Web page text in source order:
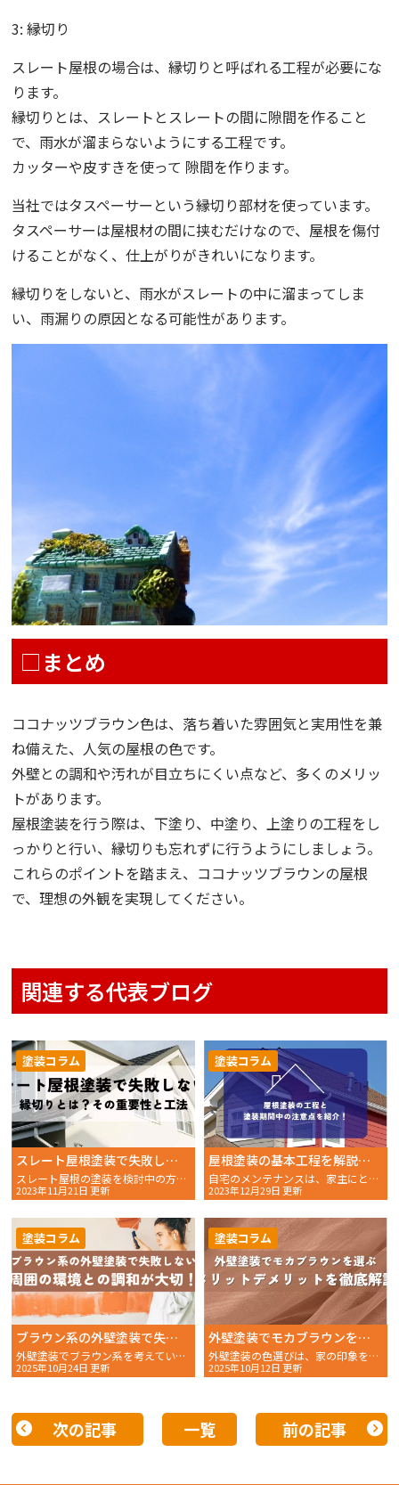
3: 縁切り
スレート屋根の場合は、縁切りと呼ばれる工程が必要にな
ります。
縁切りとは、スレートとスレートの間に隙間を作ること
で、雨水が溜まらないようにする工程です。
カッターや皮すきを使って 隙間を作ります。
当社ではタスペーサーという縁切り部材を使っています。
タスペーサーは屋根材の間に挟むだけなので、屋根を傷付
けることがなく、仕上がりがきれいになります。
縁切りをしないと、雨水がスレートの中に溜まってしま
い、雨漏りの原因となる可能性があります。
□まとめ
ココナッツブラウン色は、落ち着いた雰囲気と実用性を兼
ね備えた、人気の屋根の色です。
外壁との調和や汚れが目立ちにくい点など、多くのメリッ
トがあります。
屋根塗装を行う際は、下塗り、中塗り、上塗りの工程をし
っかりと行い、縁切りも忘れずに行うようにしましょう。
これらのポイントを踏まえ、ココナッツブラウンの屋根
で、理想の外観を実現してください。
関連する代表ブログ
スレート屋根塗装で失敗しない！縁切りとは？その重要性と工法
スレート屋根の塗装を検討中の方にとって、雨漏りは大きな不安
2023年11月21日 更新
塗装コラム
屋根塗装の基本工程を解説！塗装期間中の注意点とは？
自宅のメンテナンスは、家主にとって重要な責任です。
2023年12月29日 更新
塗装コラム
ブラウン系の外壁塗装で失敗しないためには周囲の環境との調和が大切！
外壁塗装でブラウン系を考えているけれど、どんな色を選べば失敗しないのか悩んでいませんか？多くのブラ……
2025年10月24日 更新
塗装コラム
外壁塗装でモカブラウンを選ぶメリットデメリットを解説
外壁塗装の色選びは、家の印象を大きく左右する重要な決断です。数多くの選択肢の中から、最適な色を選ぶ……
2025年10月12日 更新
塗装コラム
次の記事 一覧 前の記事